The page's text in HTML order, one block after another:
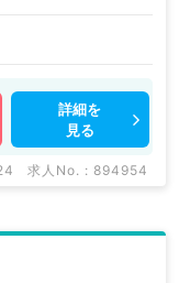
詳細を
見る
求人No. : 894954